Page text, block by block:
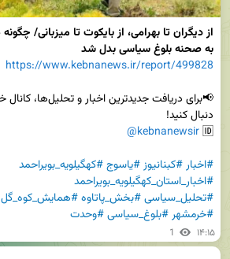
به صحنه بلوغ سیاسی بدل شد
https://www.kebnanews.ir/report/499828
🆔
@kebnanewsir
#اخبار#کبنانیوز#یاسوج#کهگیلویه_بویراحمد
#اخبار_استان_کهگیلویه_بویراحمد
#تحلیل_سیاسی#بخش_پاتاوه#همایش_کوه_گل
#خرمشهر#بلوغ_سیاسی#وحدت
1 ۱۴:۱۵